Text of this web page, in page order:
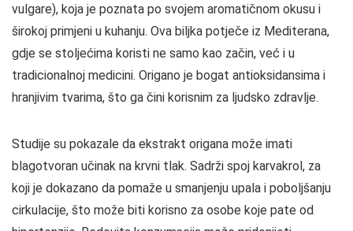
vulgare), koja je poznata po svojem aromatičnom okusu i
širokoj primjeni u kuhanju. Ova biljka potječe iz Mediterana,
gdje se stoljećima koristi ne samo kao začin, već i u
tradicionalnoj medicini. Origano je bogat antioksidansima i
hranjivim tvarima, što ga čini korisnim za ljudsko zdravlje.
Studije su pokazale da ekstrakt origana može imati
blagotvoran učinak na krvni tlak. Sadrži spoj karvakrol, za
koji je dokazano da pomaže u smanjenju upala i poboljšanju
cirkulacije, što može biti korisno za osobe koje pate od